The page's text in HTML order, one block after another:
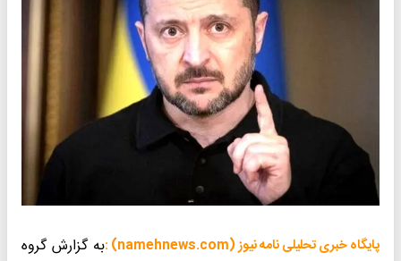
پایگاه خبری تحلیلی نامه نیوز (namehnews.com) :
به گزارش گروه